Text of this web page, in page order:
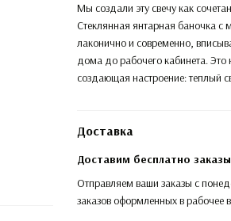
Мы создали эту свечу как
Стеклянная янтарная баночка с
лаконично и современно,
дома до рабочего кабинета. Это
создающая настроение: теплый
Доставка
Доставим бесплатно
Отправляем ваши заказы с
заказов оформленных в рабочее